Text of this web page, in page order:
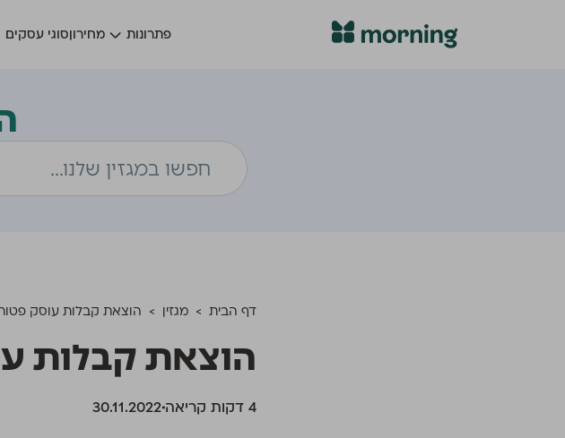
פתרונות מחירוןסוגי עסקים
דף הבית > מגזין > הוצאת קבלות עוסק
הוצאת קבלות
‫4 דקות קריאה 30.11.2022